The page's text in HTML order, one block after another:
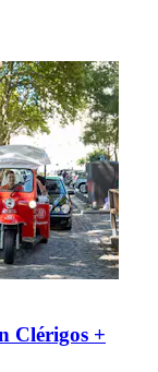
Clérigos +